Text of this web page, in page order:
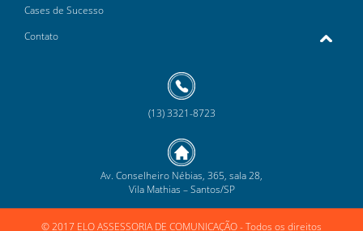
Cases de Sucesso
Contato
(13) 3321-8723
Av. Conselheiro Nébias, 365, sala 28,
Vila Mathias – Santos/SP
© 2017 ELO ASSESSORIA DE COMUNICAÇÃO- Todos os direitos